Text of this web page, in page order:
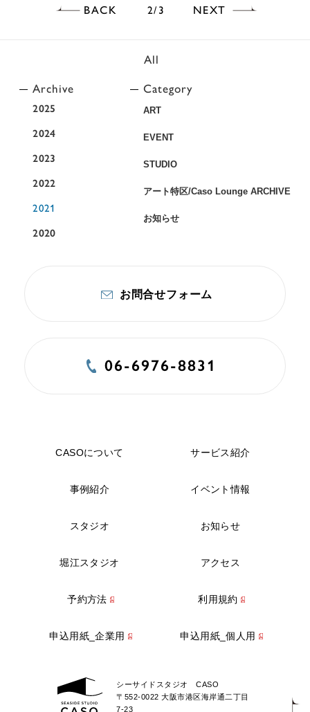
All
Archive
2025
2024
2023
2022
2021
2020
Category
ART
EVENT
STUDIO
アート特区/Caso Lounge ARCHIVE
お知らせ
BACK 2 3 NEXT
お問合せフォーム
06-6976-8831
シーサイドスタジオ CASO
〒552-0022 大阪市港区海岸通二丁目
7-23
CASOについて サービス紹介
事例紹介 イベント情報
スタジオ お知らせ
堀江スタジオ アクセス
予約方法 利用規約
申込用紙_企業用 申込用紙_個人用